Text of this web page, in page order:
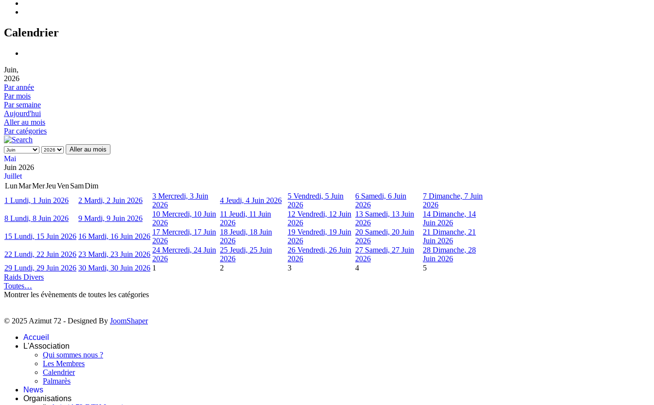
Calendrier
Juin,
2026
Par année
Par mois
Par semaine
Aujourd'hui
Aller au mois
Par catégories
Aller au mois
Mai
Juin 2026
Juillet
LunMarMerJeuVen SamDim
1 Lundi, 1 Juin 2026 2 Mardi, 2 Juin 2026
3 Mercredi, 3 Juin
2026
4 Jeudi, 4 Juin 2026
5 Vendredi, 5 Juin
2026
6 Samedi, 6 Juin
2026
7 Dimanche, 7 Juin
2026
8 Lundi, 8 Juin 2026 9 Mardi, 9 Juin 2026
10 Mercredi, 10 Juin
2026
11 Jeudi, 11 Juin
2026
12 Vendredi, 12 Juin
2026
13 Samedi, 13 Juin
2026
14 Dimanche, 14
Juin 2026
15 Lundi, 15 Juin 2026 16 Mardi, 16 Juin 2026
17 Mercredi, 17 Juin
2026
18 Jeudi, 18 Juin
2026
19 Vendredi, 19 Juin
2026
20 Samedi, 20 Juin
2026
21 Dimanche, 21
Juin 2026
22 Lundi, 22 Juin 2026 23 Mardi, 23 Juin 2026
24 Mercredi, 24 Juin
2026
25 Jeudi, 25 Juin
2026
26 Vendredi, 26 Juin
2026
27 Samedi, 27 Juin
2026
28 Dimanche, 28
Juin 2026
29 Lundi, 29 Juin 2026 30 Mardi, 30 Juin 2026 1 2 3 4
5
Raids Divers
Toutes…
Montrer les évènements de toutes les catégories
© 2025 Azimut 72 - Designed By JoomShaper
Accueil
L'Association
Qui sommes nous ?
Les Membres
Calendrier
Palmarès
News
Organisations